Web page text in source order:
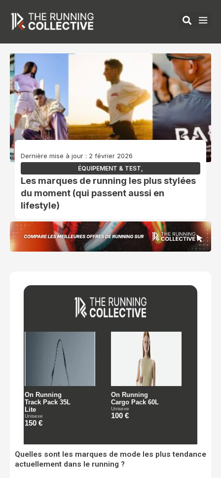
contenu
Dernière mise à jour : 2 février 2026
ÉQUIPEMENT & TEST
Les marques de running les plus stylées
du moment (qui passent aussi en
lifestyle)
Quelles sont les marques de mode les plus tendance
actuellement dans le running ?